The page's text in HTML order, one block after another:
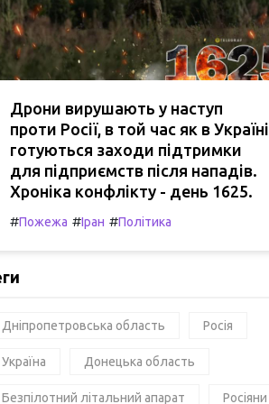
Дрони вирушають у наступ
проти Росії, в той час як в Україні
готуються заходи підтримки
для підприємств після нападів.
Хроніка конфлікту - день 1625.
#Пожежа #Іран #Політика
Дніпропетровська область Росія
Україна Донецька область
Безпілотний літальний апарат Росіяни